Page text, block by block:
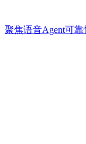
聚焦语音Agent可靠